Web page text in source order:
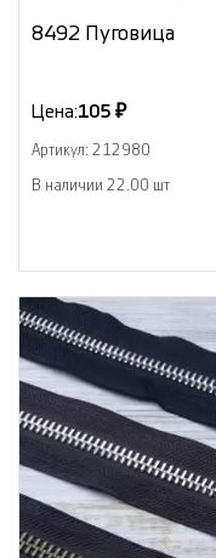
8492 Пуговица
Цена:105 ₽
Артикул: 212980
В наличии 22.00 шт